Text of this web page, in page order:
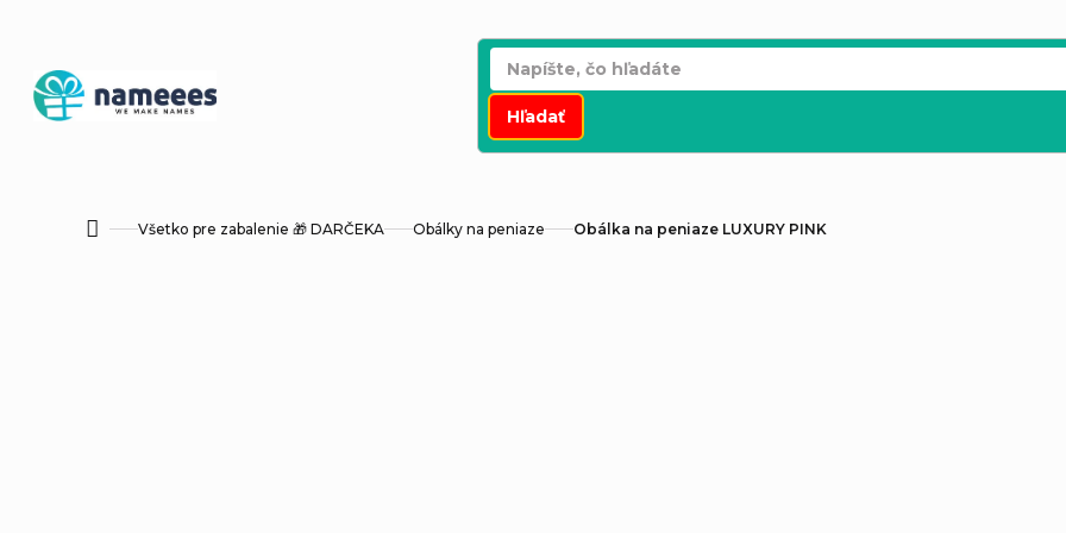
obsah
Hľadať
DomovVšetko pre zabalenie 🎁 DARČEKA Obálky na peniaze Obálka na peniaze LUXURY PINK